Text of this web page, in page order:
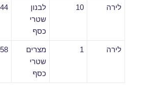
לירה 10
לבנון
שטרי
כסף
לירה 1
מצרים
שטרי
כסף